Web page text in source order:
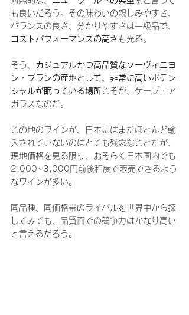
も良いだろう。その味わいの親しみやすさ、
バランスの良さ、分かりやすさは一級品で、
コストパフォーマンスの高さ も光る。
そう、
カジュアルかつ高品質なソーヴィニヨ
ン・ブランの産地として、非常に高いポテン
シャルが眠っている場所こそが、ケープ・ア
ガラスなのだ。
この地のワインが、日本にはまだほとんど輸
入されていないのはとても残念なことだが、
現地価格を見る限り、おそらく日本国内でも
2,000~3,000円前後程度で販売できるよう
なワインが多い。
同品種、同価格帯のライバルを世界中から探
してみても、品質面での競争力はかなり高い
と言えるだろう。